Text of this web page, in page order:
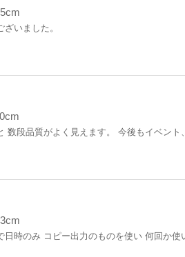
いました。
段品質がよく見えます。 今後もイベント
時のみ コピー出力のものを使い 何回か使